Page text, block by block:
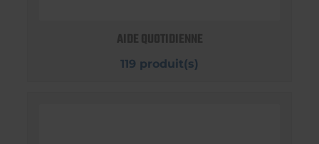
AIDE QUOTIDIENNE
119 produit(s)